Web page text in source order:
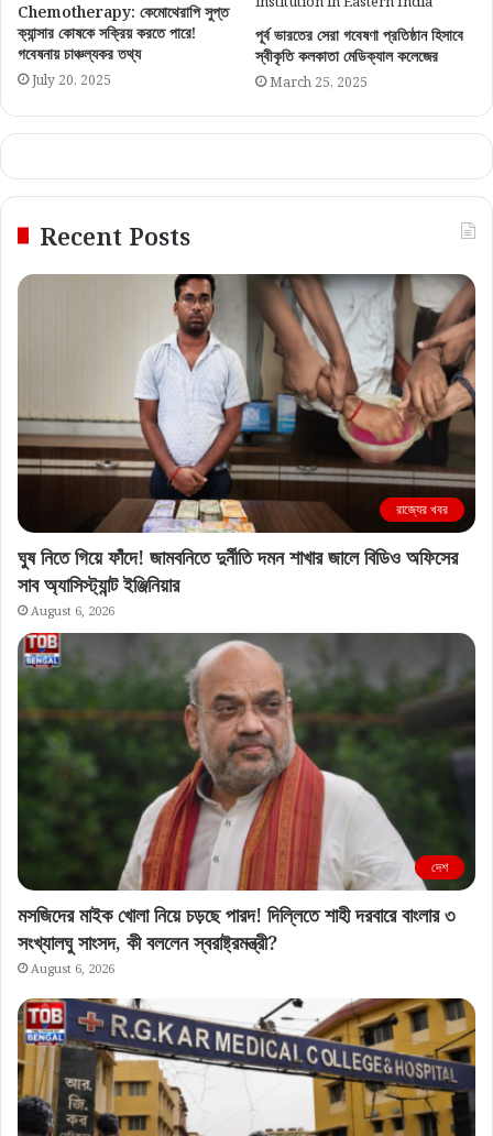
Chemotherapy: কেমোথেরাপি সুপ্ত
ক্যান্সার কোষকে সক্রিয় করতে পারে!
গবেষনায় চাঞ্চল্যকর তথ্য
July 20, 2025
পূর্ব ভারতের সেরা গবেষণা প্রতিষ্ঠান হিসাবে
স্বীকৃতি কলকাতা মেডিক্যাল কলেজের
March 25, 2025
Recent Posts
রাজ্যের খবর
ঘুষ নিতে গিয়ে ফাঁদে! জামবনিতে দুর্নীতি দমন শাখার জালে বিডিও অফিসের
সাব অ্যাসিস্ট্যান্ট ইঞ্জিনিয়ার
August 6, 2026
দেশ
মসজিদের মাইক খোলা নিয়ে চড়ছে পারদ! দিল্লিতে শাহী দরবারে বাংলার ৩
সংখ্যালঘু সাংসদ, কী বললেন স্বরাষ্ট্রমন্ত্রী?
August 6, 2026